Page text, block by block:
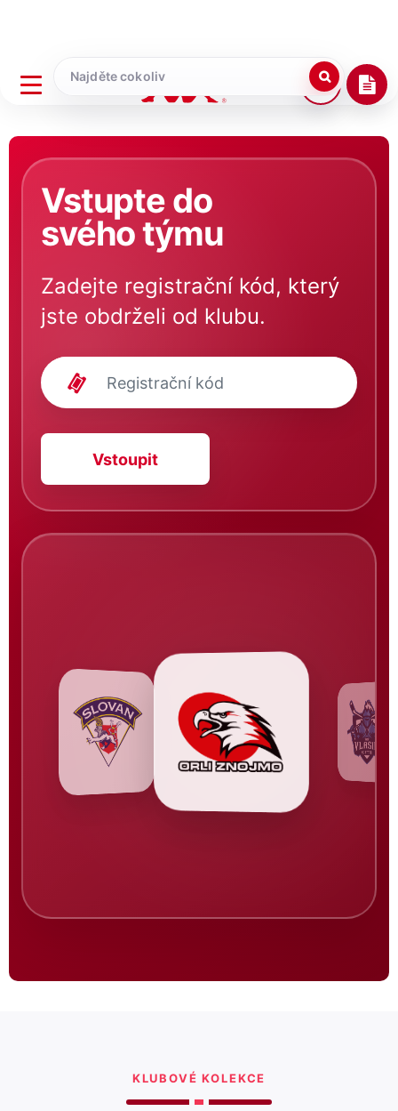
Vstupte do
svého týmu
Zadejte registrační kód, který
jste obdrželi od klubu.
Vstoupit
KLUBOVÉ KOLEKCE